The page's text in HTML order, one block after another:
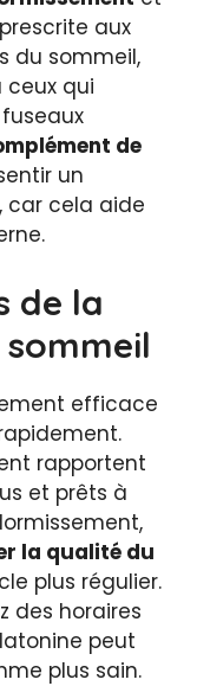
aux
du sommeil,
qui
de
un
car cela aide
de la
efficace
rapportent
et prêts à
la qualité du
plus régulier.
des horaires
peut
plus sain.